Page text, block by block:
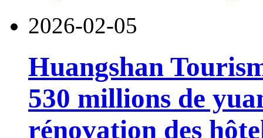
2026-02-05
Huangshan
530 millions de
rénovation des